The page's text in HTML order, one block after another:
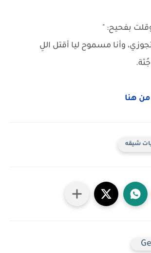
بفحيح: "
وأنا مسموح ليا أقتل اللِ
هنا
شيقه